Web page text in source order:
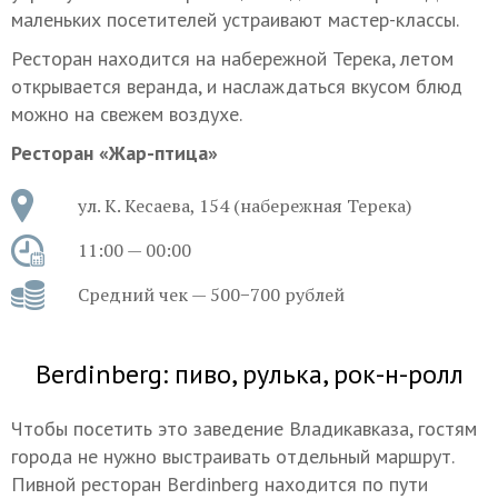
маленьких посетителей устраивают мастер-классы.
Ресторан находится на набережной Терека, летом
открывается веранда, и наслаждаться вкусом блюд
можно на свежем воздухе.
Ресторан «Жар-птица»
ул. К. Кесаева, 154 (набережная Терека)
11:00 — 00:00
Средний чек — 500−700 рублей
Berdinberg: пиво, рулька, рок-н-ролл
Чтобы посетить это заведение Владикавказа, гостям
города не нужно выстраивать отдельный маршрут.
Пивной ресторан Berdinberg находится по пути